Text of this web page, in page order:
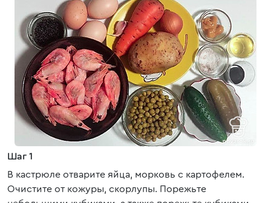
Шаг 1
В кастрюле отварите яйца, морковь с картофелем.
Очистите от кожуры, скорлупы. Порежьте